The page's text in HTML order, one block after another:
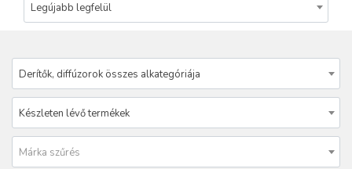
Legújabb legfelül
Derítők, diffúzorok összes alkategóriája
Készleten lévő termékek
Márka szűrés